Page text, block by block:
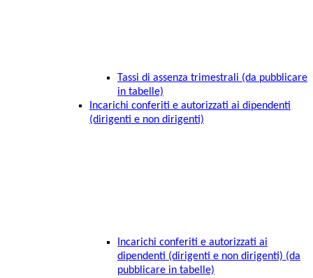
Tassi di assenza trimestrali (da pubblicare
in tabelle)
Incarichi conferiti e autorizzati ai dipendenti
(dirigenti e non dirigenti)
Incarichi conferiti e autorizzati ai
dipendenti (dirigenti e non dirigenti) (da
pubblicare in tabelle)